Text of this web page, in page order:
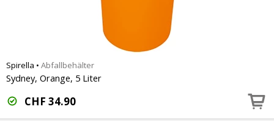
Spirella • Abfallbehälter
Sydney, Orange, 5 Liter
CHF 34.90